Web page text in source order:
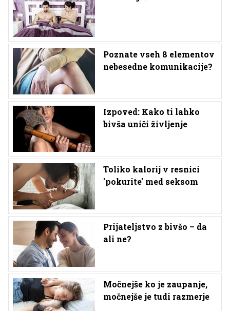
Poznate vseh 8 elementov
nebesedne komunikacije?
Izpoved: Kako ti lahko
bivša uniči življenje
Toliko kalorij v resnici
'pokurite' med seksom
Prijateljstvo z bivšo – da
ali ne?
Močnejše ko je zaupanje,
močnejše je tudi razmerje